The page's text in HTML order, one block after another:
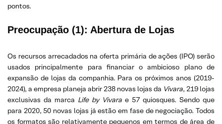
pontos.
Preocupação (1): Abertura de Lojas
Os recursos arrecadados na oferta primária de ações (IPO) serão
usados principalmente para financiar o ambicioso plano de
expansão de lojas da companhia. Para os próximos anos (2019-
2024), a empresa planeja abrir 238 novas lojas da Vivara, 219 lojas
exclusivas da marca Life by Vivara e 57 quiosques. Sendo que
para 2020, 50 novas lojas já estão em fase de negociação. Todos
os formatos são relativamente pequenos em termos de área de